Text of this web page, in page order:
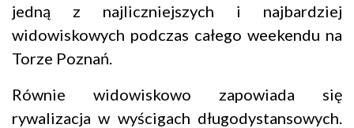
jedną z najliczniejszych i najbardziej
widowiskowych podczas całego weekendu na
Torze Poznań.
Równie widowiskowo zapowiada się
rywalizacja w wyścigach długodystansowych.